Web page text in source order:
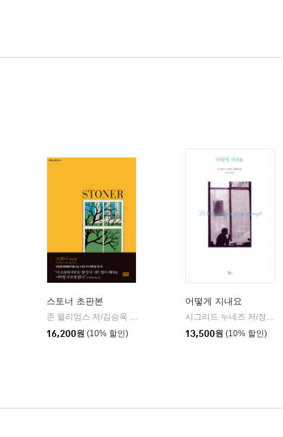
스토너 초판본
존 윌리엄스 저/김승욱 역
알에이치코리아(RHK)
16,200원 (10% 할인)
어떻게 지내요
시그리드 누네즈 저/정소영 역
13,500원 (10% 할인)